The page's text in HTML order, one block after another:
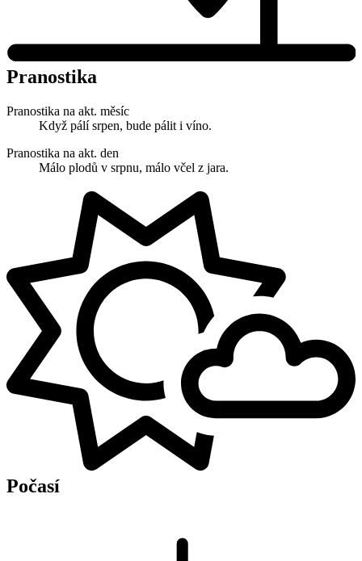
Pranostika
Pranostika na akt. měsíc
Když pálí srpen, bude pálit i víno.
Pranostika na akt. den
Málo plodů v srpnu, málo včel z jara.
Počasí